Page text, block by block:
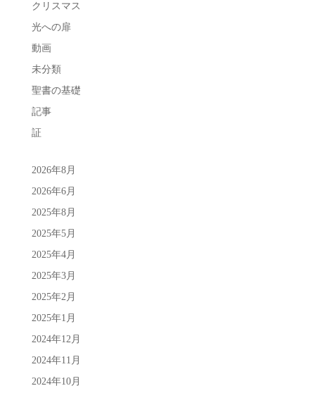
クリスマス
光への扉
動画
未分類
聖書の基礎
記事
証
2026年8月
2026年6月
2025年8月
2025年5月
2025年4月
2025年3月
2025年2月
2025年1月
2024年12月
2024年11月
2024年10月